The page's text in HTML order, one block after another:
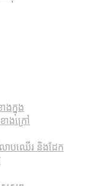
ងក្នុង
ាងក្រៅ
លាបឈើរ និងដែក